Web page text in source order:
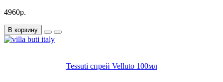
4960р.
В корзину
Tessuti спрей Velluto 100мл